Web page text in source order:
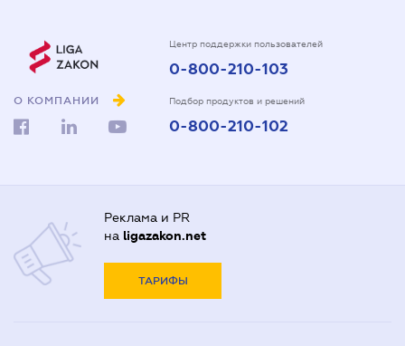
О КОМПАНИИ
Центр поддержки пользователей
0-800-210-103
Подбор продуктов и решений
0-800-210-102
Реклама и PR
на ligazakon.net
ТАРИФЫ